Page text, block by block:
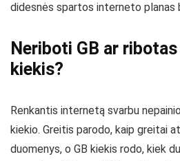
didesnės spartos interneto planas
Neriboti GB ar
kiekis?
Renkantis internetą svarbu
kiekio. Greitis parodo, kaip greitai
duomenys, o GB kiekis rodo, kiek